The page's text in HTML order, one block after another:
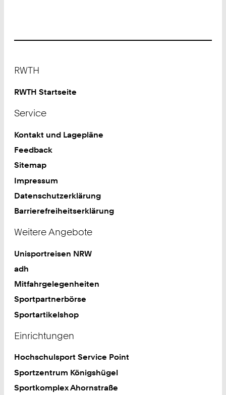
RWTH
RWTH Startseite
Service
Kontakt und Lagepläne
Feedback
Sitemap
Impressum
Datenschutzerklärung
Barrierefreiheitserklärung
Weitere Angebote
Unisportreisen NRW
adh
Mitfahrgelegenheiten
Sportpartnerbörse
Sportartikelshop
Einrichtungen
Hochschulsport Service Point
Sportzentrum Königshügel
Sportkomplex Ahornstraße